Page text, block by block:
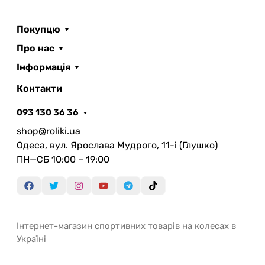
Покупцю
Про нас
Інформація
Контакти
093 130 36 36
shop@roliki.ua
Одеса, вул. Ярослава Мудрого, 11-i (Глушко)
ПН—СБ 10:00 – 19:00
Інтернет-магазин спортивних товарів на колесах в
Україні